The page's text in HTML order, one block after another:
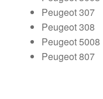
Peugeot 307
Peugeot 308
Peugeot 5008
Peugeot 807